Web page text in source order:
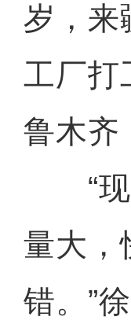
岁，来
工厂打
鲁木齐
“现
量大，
错。”